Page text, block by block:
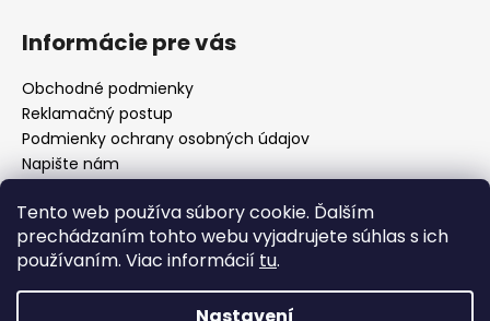
Tento web používa súbory cookie. Ďalším
prechádzaním tohto webu vyjadrujete súhlas s ich
používaním. Viac informácií tu.
Informácie pre vás
Obchodné podmienky
Reklamačný postup
Podmienky ochrany osobných údajov
Napište nám